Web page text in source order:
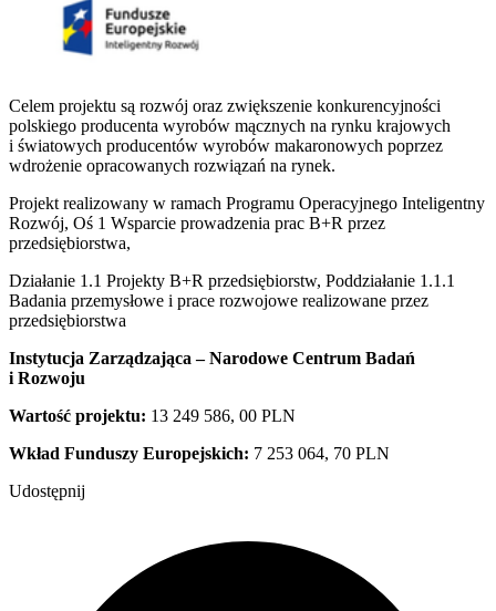
Celem projektu są rozwój oraz zwiększenie konkurencyjności
polskiego producenta wyrobów mącznych na rynku krajowych
i światowych producentów wyrobów makaronowych poprzez
wdrożenie opracowanych rozwiązań na rynek.
Projekt realizowany w ramach Programu Operacyjnego Inteligentny
Rozwój, Oś 1 Wsparcie prowadzenia prac B+R przez
przedsiębiorstwa,
Działanie 1.1 Projekty B+R przedsiębiorstw, Poddziałanie 1.1.1
Badania przemysłowe i prace rozwojowe realizowane przez
przedsiębiorstwa
Instytucja Zarządzająca – Narodowe Centrum Badań
i Rozwoju
Wartość projektu: 13 249 586, 00 PLN
Wkład Funduszy Europejskich: 7 253 064, 70 PLN
Udostępnij